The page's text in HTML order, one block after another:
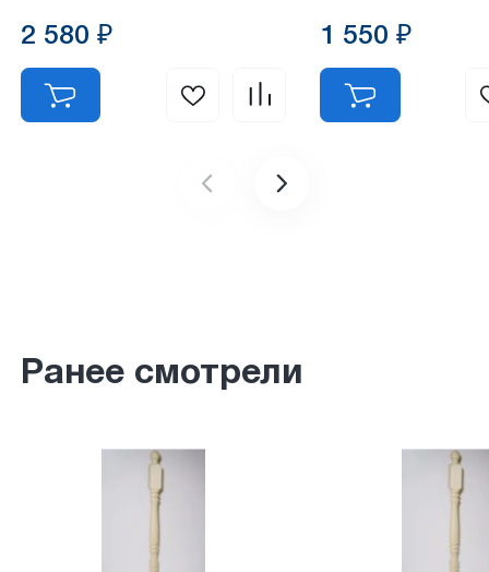
2 580 ₽ 1 550 ₽
Ранее смотрели